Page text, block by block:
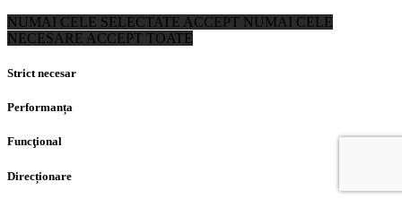
NUMAI CELE SELECTATE ACCEPT NUMAI CELE
NECESARE ACCEPT TOATE
Strict necesar
Performanța
Funcţional
Direcționare